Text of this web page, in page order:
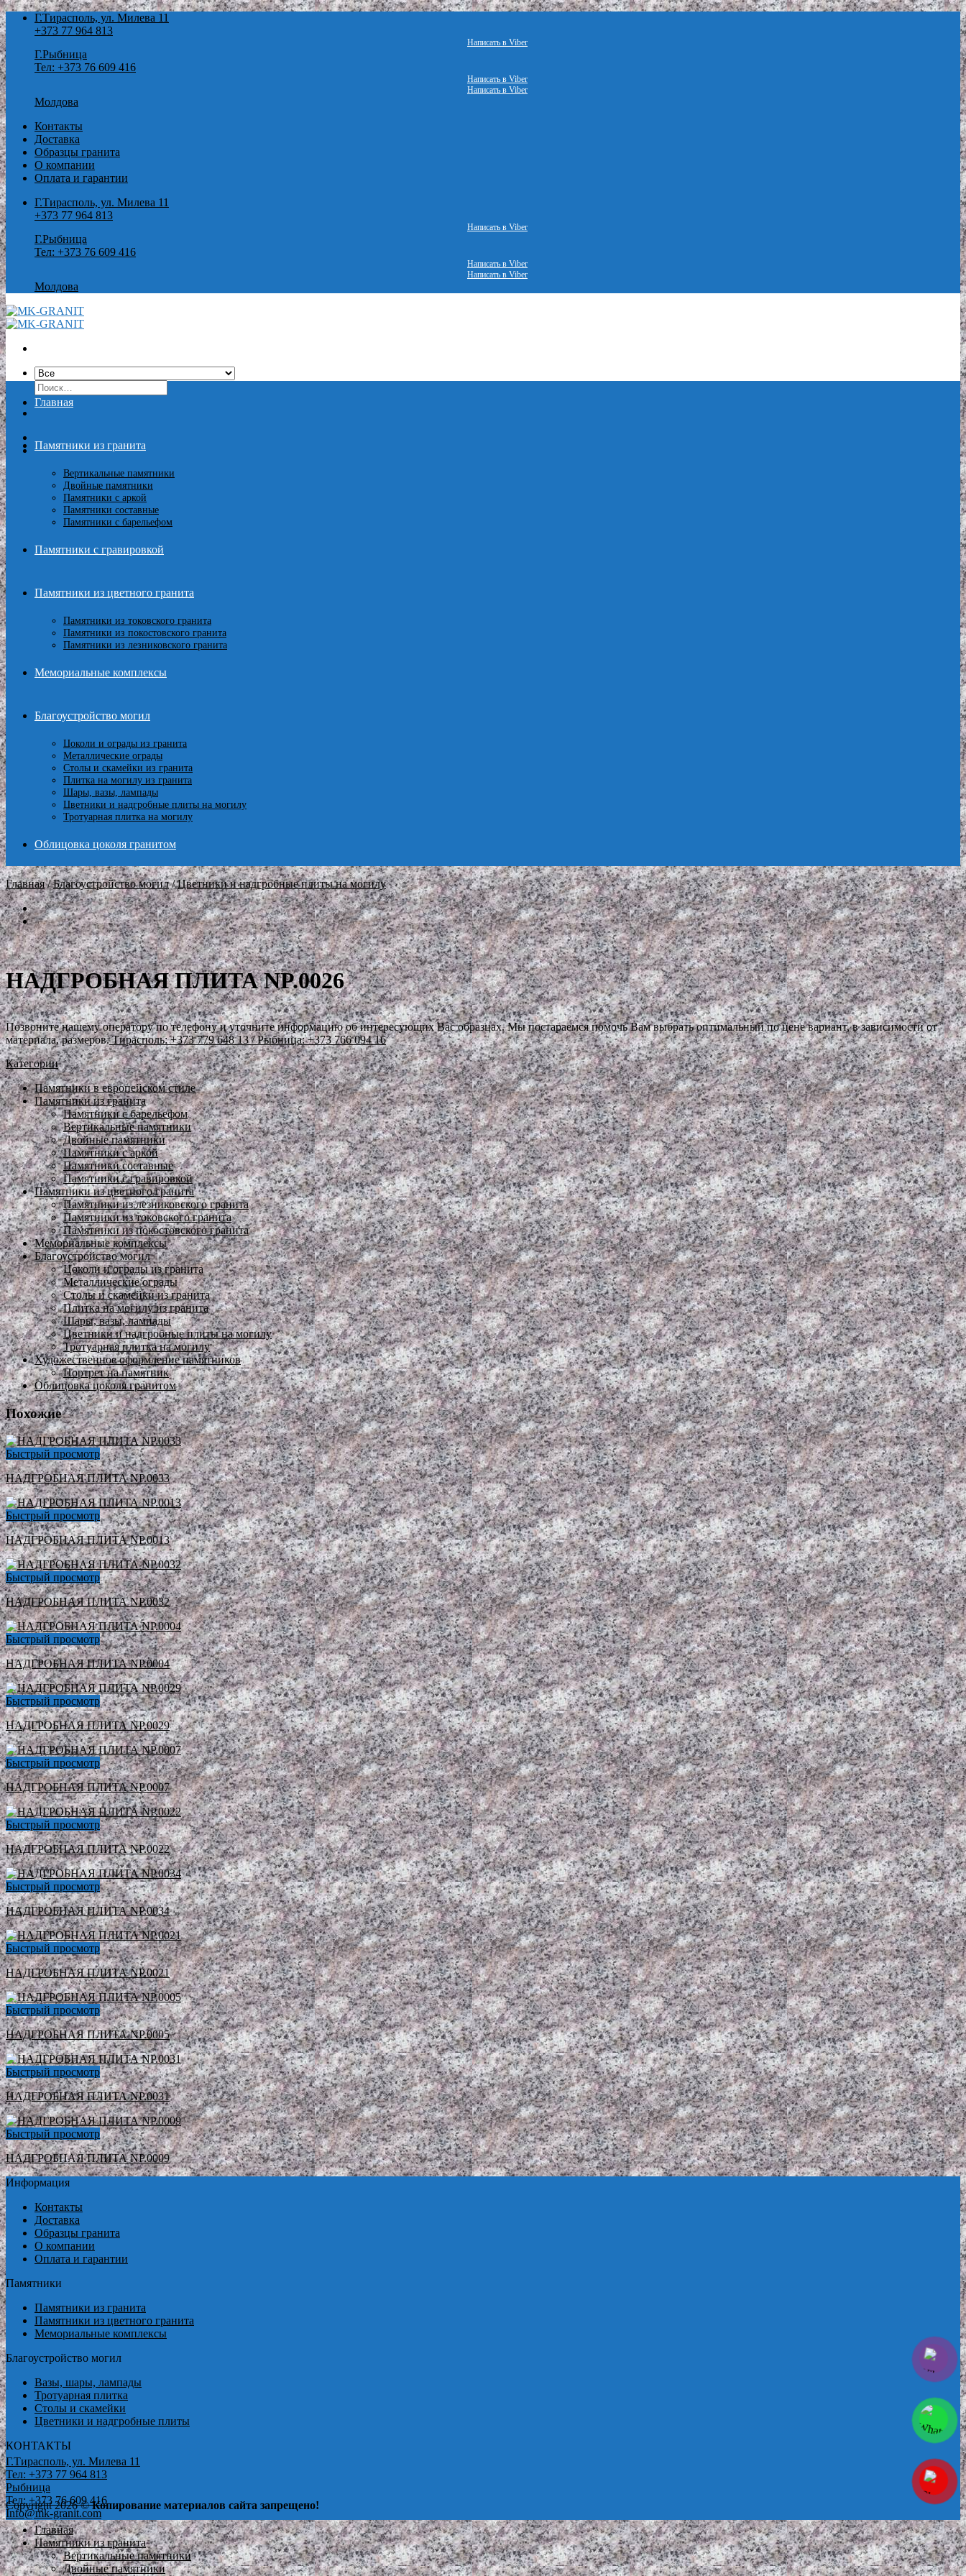
Skip
to
content
Г.Тирасполь, ул. Милева 11
+373 77 964 813
Написать в Viber
Г.Рыбница
Тел: +373 76 609 416
Написать в Viber
Написать в Viber
Молдова
Контакты
Доставка
Образцы гранита
О компании
Оплата и гарантии
Г.Тирасполь, ул. Милева 11
+373 77 964 813
Написать в Viber
Г.Рыбница
Тел: +373 76 609 416
Написать в Viber
Написать в Viber
Молдова
Искать:
Главная
Памятники из гранита
Вертикальные памятники
Двойные памятники
Памятники с аркой
Памятники составные
Памятники с барельефом
Памятники с гравировкой
Памятники из цветного гранита
Памятники из токовского гранита
Памятники из покостовского гранита
Памятники из лезниковского гранита
Мемориальные комплексы
Благоустройство могил
Цоколи и ограды из гранита
Металлические ограды
Столы и скамейки из гранита
Плитка на могилу из гранита
Шары, вазы, лампады
Цветники и надгробные плиты на могилу
Тротуарная плитка на могилу
Облицовка цоколя гранитом
Главная / Благоустройство могил / Цветники и надгробные плиты на могилу
НАДГРОБНАЯ ПЛИТА NP.0026
Позвоните нашему оператору по телефону и уточните информацию об интересующих Вас образцах. Мы постараемся помочь Вам выбрать оптимальный по цене вариант, в зависимости от
материала, размеров.Тирасполь: +373 779 648 13/ Рыбница: +373 766 094 16
Категории
Памятники в европейском стиле
Памятники из гранита
Памятники с барельефом
Вертикальные памятники
Двойные памятники
Памятники с аркой
Памятники составные
Памятники с гравировкой
Памятники из цветного гранита
Памятники из лезниковского гранита
Памятники из токовского гранита
Памятники из покостовского гранита
Мемориальные комплексы
Благоустройство могил
Цоколи и ограды из гранита
Металлические ограды
Столы и скамейки из гранита
Плитка на могилу из гранита
Шары, вазы, лампады
Цветники и надгробные плиты на могилу
Тротуарная плитка на могилу
Художественное оформление памятников
Портрет на памятник
Облицовка цоколя гранитом
Похожие
Быстрый просмотр
НАДГРОБНАЯ ПЛИТА NP.0033
Быстрый просмотр
НАДГРОБНАЯ ПЛИТА NP.0013
Быстрый просмотр
НАДГРОБНАЯ ПЛИТА NP.0032
Быстрый просмотр
НАДГРОБНАЯ ПЛИТА NP.0004
Быстрый просмотр
НАДГРОБНАЯ ПЛИТА NP.0029
Быстрый просмотр
НАДГРОБНАЯ ПЛИТА NP.0007
Быстрый просмотр
НАДГРОБНАЯ ПЛИТА NP.0022
Быстрый просмотр
НАДГРОБНАЯ ПЛИТА NP.0034
Быстрый просмотр
НАДГРОБНАЯ ПЛИТА NP.0021
Быстрый просмотр
НАДГРОБНАЯ ПЛИТА NP.0005
Быстрый просмотр
НАДГРОБНАЯ ПЛИТА NP.0031
Быстрый просмотр
НАДГРОБНАЯ ПЛИТА NP.0009
Информация
Контакты
Доставка
Образцы гранита
О компании
Оплата и гарантии
Памятники
Памятники из гранита
Памятники из цветного гранита
Мемориальные комплексы
Благоустройство могил
Вазы, шары, лампады
Тротуарная плитка
Столы и скамейки
Цветники и надгробные плиты
КОНТАКТЫ
Г.Тирасполь, ул. Милева 11
Тел: +373 77 964 813
Рыбница
Тел: +373 76 609 416
Info@mk-granit.com
Copyright 2026 ©Копирование материалов сайта запрещено!
Главная
Памятники из гранита
Вертикальные памятники
Двойные памятники